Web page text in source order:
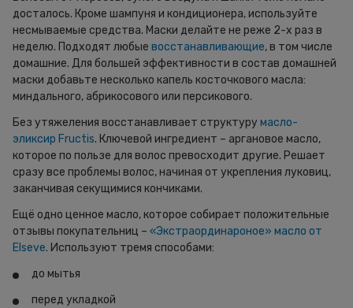
досталось. Кроме шампуня и кондиционера, используйте
несмываемые средства. Маски делайте не реже 2-х раз в
неделю. Подходят любые восстанавливающие, в том числе
домашние. Для большей эффективности в состав домашней
маски добавьте несколько капель косточкового масла:
миндального, абрикосового или персикового.
Без утяжеления восстанавливает структуру масло-
эликсир Fructis. Ключевой ингредиент – аргановое масло,
которое по пользе для волос превосходит другие. Решает
сразу все проблемы волос, начиная от укрепления луковиц,
заканчивая секущимися кончиками.
Ещё одно ценное масло, которое собирает положительные
отзывы покупательниц – «Экстраординароное» масло от
Elseve. Используют тремя способами:
до мытья
перед укладкой